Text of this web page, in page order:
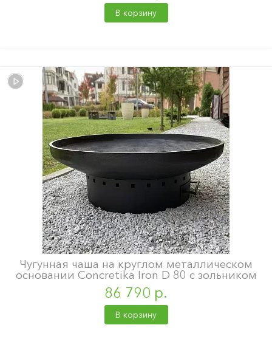
В корзину
Чугунная чаша на круглом металлическом
основании Concretika Iron D 80 с зольником
86 790 р.
В корзину